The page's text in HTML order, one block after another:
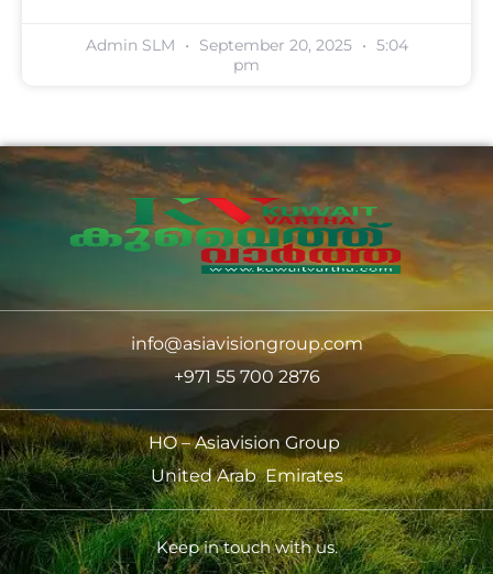
Admin SLM September 20, 2025
5:04
pm
info@asiavisiongroup.com
+971 55 700 2876
HO – Asiavision Group
United Arab Emirates
Keep in touch with us.